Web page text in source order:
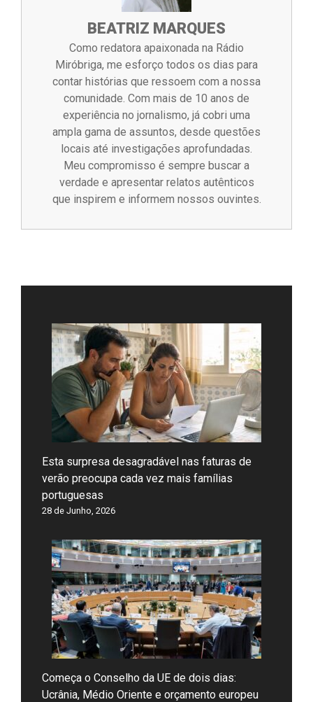
BEATRIZ MARQUES
Como redatora apaixonada na Rádio
Miróbriga, me esforço todos os dias para
contar histórias que ressoem com a nossa
comunidade. Com mais de 10 anos de
experiência no jornalismo, já cobri uma
ampla gama de assuntos, desde questões
locais até investigações aprofundadas.
Meu compromisso é sempre buscar a
verdade e apresentar relatos autênticos
que inspirem e informem nossos ouvintes.
Esta surpresa desagradável nas faturas de
verão preocupa cada vez mais famílias
portuguesas
28 de Junho, 2026
Começa o Conselho da UE de dois dias:
Ucrânia, Médio Oriente e orçamento europeu